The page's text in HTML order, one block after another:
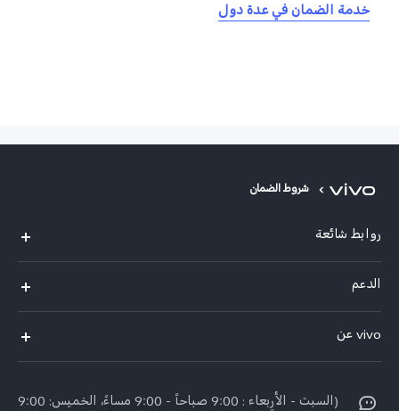
خدمة الضمان في عدة دول
شروط الضمان
روابط شائعة
X300 (New)
X200 FE (New)
الدعم
مركز الخدمة
Funtouch OS
vivo عن
(السبت - الأربعاء : 9:00 صباحاً - 9:00 مساءً، الخميس: 9:00